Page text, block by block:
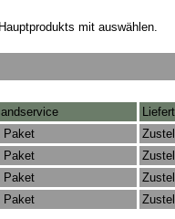
mit auswählen.
Paket
Paket
Paket
Paket